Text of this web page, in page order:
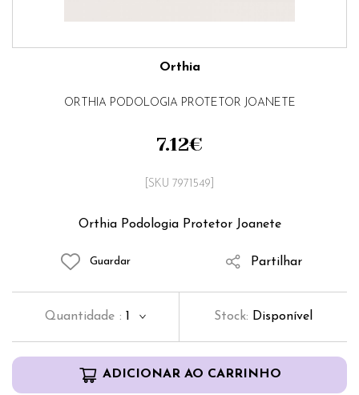
Orthia
ORTHIA PODOLOGIA PROTETOR JOANETE
Orthia Podologia Protetor Joanete
[SKU 7971549]
7.12€
Guardar Partilhar
Quantidade : 1 Stock: Disponível
ADICIONAR AO CARRINHO